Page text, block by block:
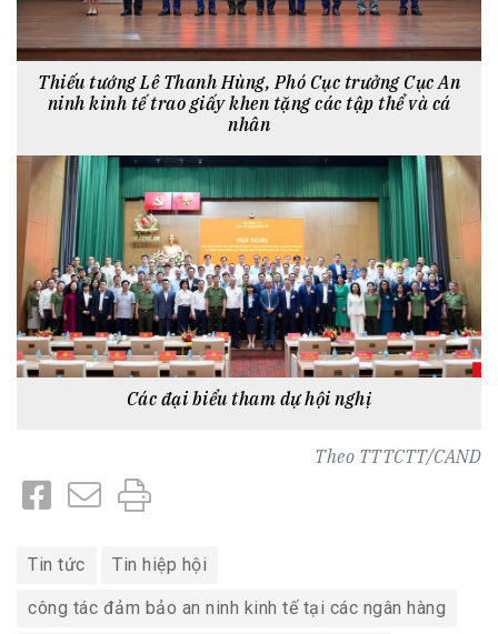
Thiếu tướng Lê Thanh Hùng, Phó Cục trưởng Cục An
ninh kinh tế trao giấy khen tặng các tập thể và cá
nhân
Các đại biểu tham dự hội nghị
Theo TTTCTT/CAND
Tin tức Tin hiệp hội
công tác đảm bảo an ninh kinh tế tại các ngân hàng